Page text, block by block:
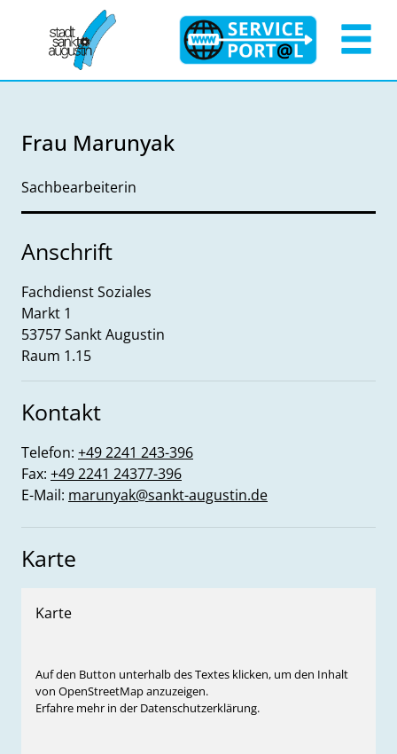
Zum Hauptinhalt springen
Zum Hauptinhalt
Frau Marunyak
Sachbearbeiterin
Anschrift
Fachdienst Soziales
Markt 1
53757Sankt Augustin
Raum 1.15
Kontakt
Telefon: +49 2241 243-396
Fax: +49 2241 24377-396
E-Mail: marunyak@sankt-augustin.de
Karte
Karte
Auf den Button unterhalb des Textes klicken, um den Inhalt
von OpenStreetMap anzuzeigen.
Erfahre mehr in der Datenschutzerklärung.